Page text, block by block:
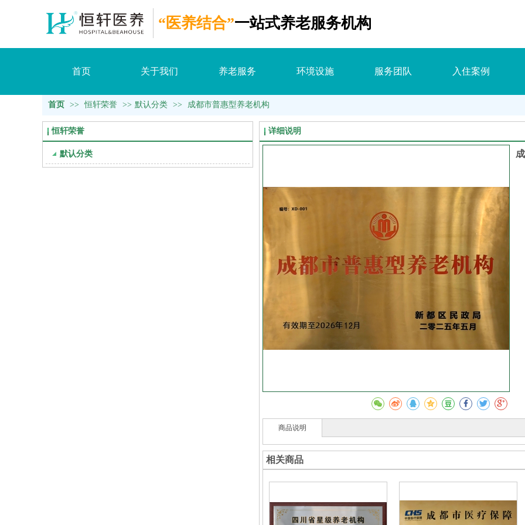
“医养结合”一站式养老服务机构
首页 关于我们 养老服务 环境设施 服务团队 入住案例
首页 >> 恒轩荣誉 >> 默认分类 >> 成都市普惠型养老机构
恒轩荣誉
默认分类
详细说明
商品说明
相关商品